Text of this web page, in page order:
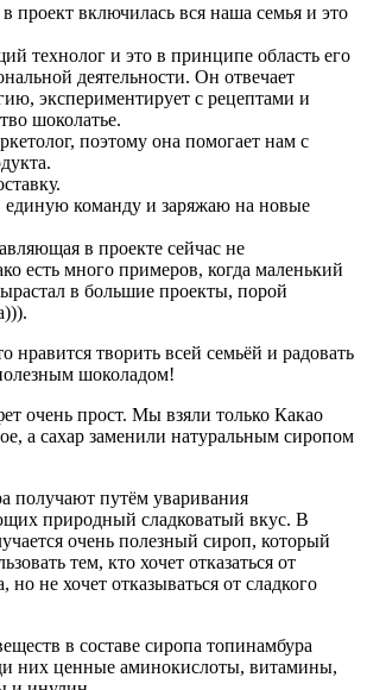
проект включилась вся наша семья и это
технолог и это в принципе область его
деятельности. Он отвечает
экспериментирует с рецептами и
шоколатье.
поэтому она помогает нам с
единую команду и заряжаю на новые
в проекте сейчас не
есть много примеров, когда маленький
в большие проекты, порой
нравится творить всей семьёй и радовать
шоколадом!
очень прост. Мы взяли только Какао
а сахар заменили натуральным сиропом
получают путём уваривания
природный сладковатый вкус. В
очень полезный сироп, который
тем, кто хочет отказаться от
но не хочет отказываться от сладкого
в составе сиропа топинамбура
них ценные аминокислоты, витамины,